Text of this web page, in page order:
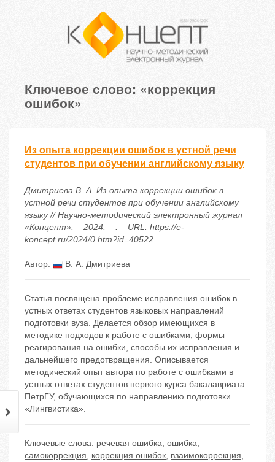
Ключевое слово: «коррекция
ошибок»
Из опыта коррекции ошибок в устной речи
студентов при обучении английскому языку
Дмитриева В. А. Из опыта коррекции ошибок в
устной речи студентов при обучении английскому
языку // Научно-методический электронный журнал
«Концепт». – 2024. – . – URL: https://e-
koncept.ru/2024/0.htm?id=40522
Автор: В. А. Дмитриева
Статья посвящена проблеме исправления ошибок в
устных ответах студентов языковых направлений
подготовки вуза. Делается обзор имеющихся в
методике подходов к работе с ошибками, формы
реагирования на ошибки, способы их исправления и
дальнейшего предотвращения. Описывается
методический опыт автора по работе с ошибками в
устных ответах студентов первого курса бакалавриата
ПетрГУ, обучающихся по направлению подготовки
«Лингвистика».
Ключевые слова: речевая ошибка, ошибка,
самокоррекция, коррекция ошибок, взаимокоррекция,